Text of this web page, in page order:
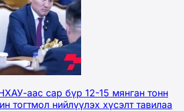
аас сар бүр 12-15 мянган тонн
тогтмол нийлүүлэх хүсэлт тавилаа